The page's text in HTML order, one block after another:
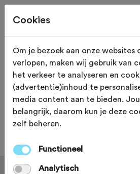
ETEN EN DRINKEN
Café Welkom
Noorderwijk
Cookies
Om je bezoek aan onze websites
verlopen, maken wij gebruik van
het verkeer te analyseren en
(advertentie)inhoud te
media content aan te bieden.
belangrijk, daarom kun je deze
zelf beheren.
Functioneel
Analytisch